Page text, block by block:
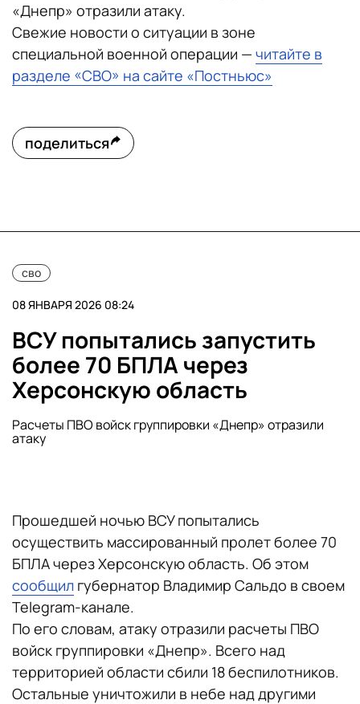
«Днепр» отразили атаку.
Свежие новости о ситуации в зоне
специальной военной операции — читайте в
разделе «СВО» на сайте «Постньюс»
поделиться
сво
08 ЯНВАРЯ 2026 08:24
ВСУ попытались запустить
более 70 БПЛА через
Херсонскую область
Расчеты ПВО войск группировки «Днепр» отразили
атаку
Прошедшей ночью ВСУ попытались
осуществить массированный пролет более 70
БПЛА через Херсонскую область. Об этом
сообщил губернатор Владимир Сальдо в своем
Telegram-канале.
По его словам, атаку отразили расчеты ПВО
войск группировки «Днепр». Всего над
территорией области сбили 18 беспилотников.
Остальные уничтожили в небе над другими